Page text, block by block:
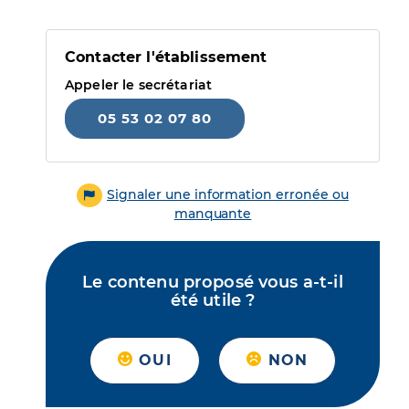
Contacter l'établissement
Appeler le secrétariat
05 53 02 07 80
Signaler une information erronée ou
manquante
Le contenu proposé vous a-t-il
été utile ?
OUI NON